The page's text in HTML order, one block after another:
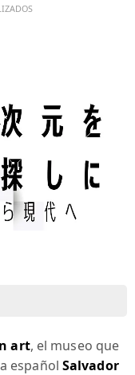
art, el museo que
español Salvador